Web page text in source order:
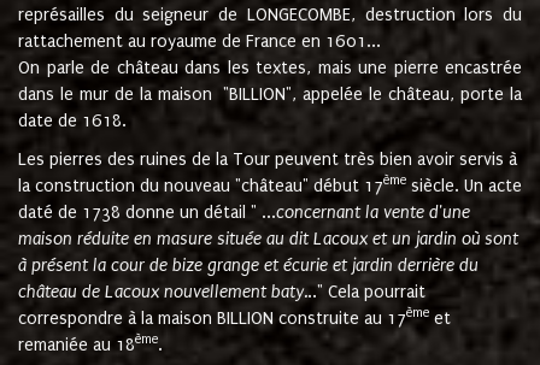
représailles du seigneur de LONGECOMBE, destruction lors du
rattachement au royaume de France en 1601...
On parle de château dans les textes, mais une pierre encastrée
dans le mur de la maison "BILLION", appelée le château, porte la
date de 1618.
Les pierres des ruines de la Tour peuvent très bien avoir servis à
la construction du nouveau "château" début 17ème siècle. Un acte
daté de 1738 donne un détail " ...concernant la vente d'une
maison réduite en masure située au dit Lacoux et un jardin où sont
à présent la cour de bize grange et écurie et jardin derrière du
château de Lacoux nouvellement baty..." Cela pourrait
correspondre à la maison BILLION construite au 17ème et
remaniée au 18ème.